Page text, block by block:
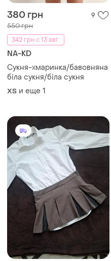
380 грн 9
550 грн
342 грн с 13 авг.
NA-KD
Сукня-хмаринка/бавовняна
біла сукня/біла сукня
ХS и еще 1